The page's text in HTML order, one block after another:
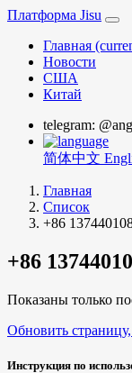
Платформа Jisu
Главная
Новости
США
Китай
telegram:
简体中文
Главная
Список
+86
+86
Показаны только
Обновить
Инструкция по